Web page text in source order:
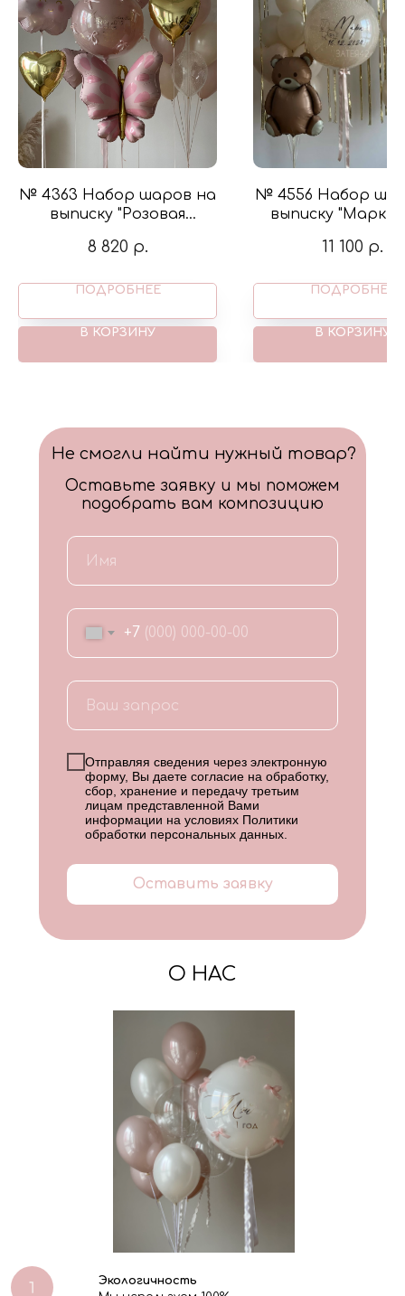
№ 4363 Набор шаров на
выписку "Розовая
пыльная роза, крем и
8 820 р.
ПОДРОБНЕЕ
В КОРЗИНУ
№ 4556 Набор
выписку "Марк
11 100 р.
ПОДРОБНЕЕ
В КОРЗИНУ
+7
Отправляя сведения через электронную
форму, Вы даете согласие на обработку,
сбор, хранение и передачу третьим
лицам представленной Вами
информации на условиях Политики
обработки персональных данных
Оставить заявку
Не смогли найти нужный товар?
Оставьте заявку и мы поможем
подобрать вам композицию
О НАС
Экологичность